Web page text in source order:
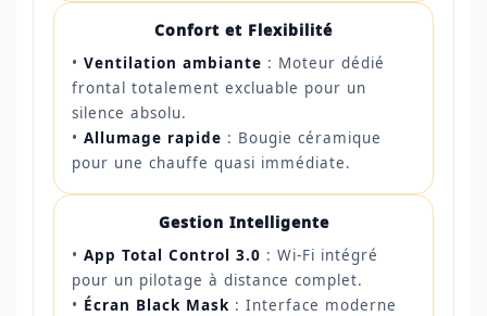
Confort et Flexibilité
• Ventilation ambiante : Moteur dédié
frontal totalement excluable pour un
silence absolu.
• Allumage rapide : Bougie céramique
pour une chauffe quasi immédiate.
Gestion Intelligente
• App Total Control 3.0 : Wi-Fi intégré
pour un pilotage à distance complet.
• Écran Black Mask : Interface moderne